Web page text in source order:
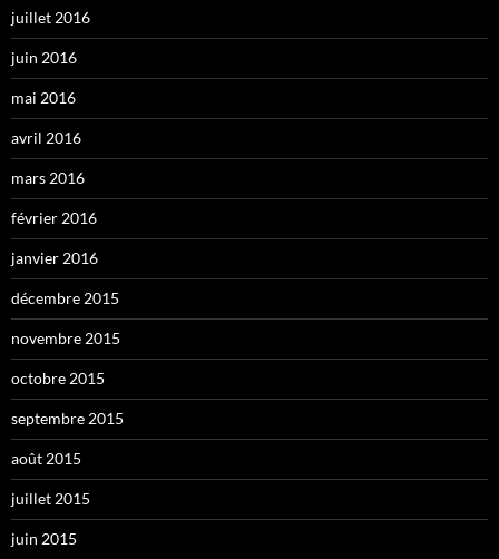
juillet 2016
juin 2016
mai 2016
avril 2016
mars 2016
février 2016
janvier 2016
décembre 2015
novembre 2015
octobre 2015
septembre 2015
août 2015
juillet 2015
juin 2015